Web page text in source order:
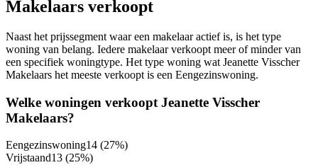
Makelaars verkoopt
Naast het prijssegment waar een makelaar actief is, is het type
woning van belang. Iedere makelaar verkoopt meer of minder van
een specifiek woningtype. Het type woning wat Jeanette Visscher
Makelaars het meeste verkoopt is een Eengezinswoning.
Welke woningen verkoopt Jeanette Visscher
Makelaars?
Eengezinswoning14 (27%)
Vrijstaand13 (25%)